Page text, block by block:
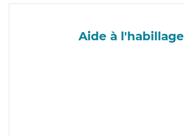
Aide à l'habillage